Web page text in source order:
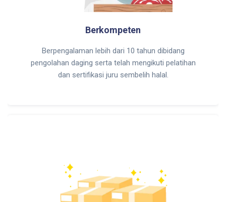
Berkompeten
Berpengalaman lebih dari 10 tahun dibidang
pengolahan daging serta telah mengikuti pelatihan
dan sertifikasi juru sembelih halal.